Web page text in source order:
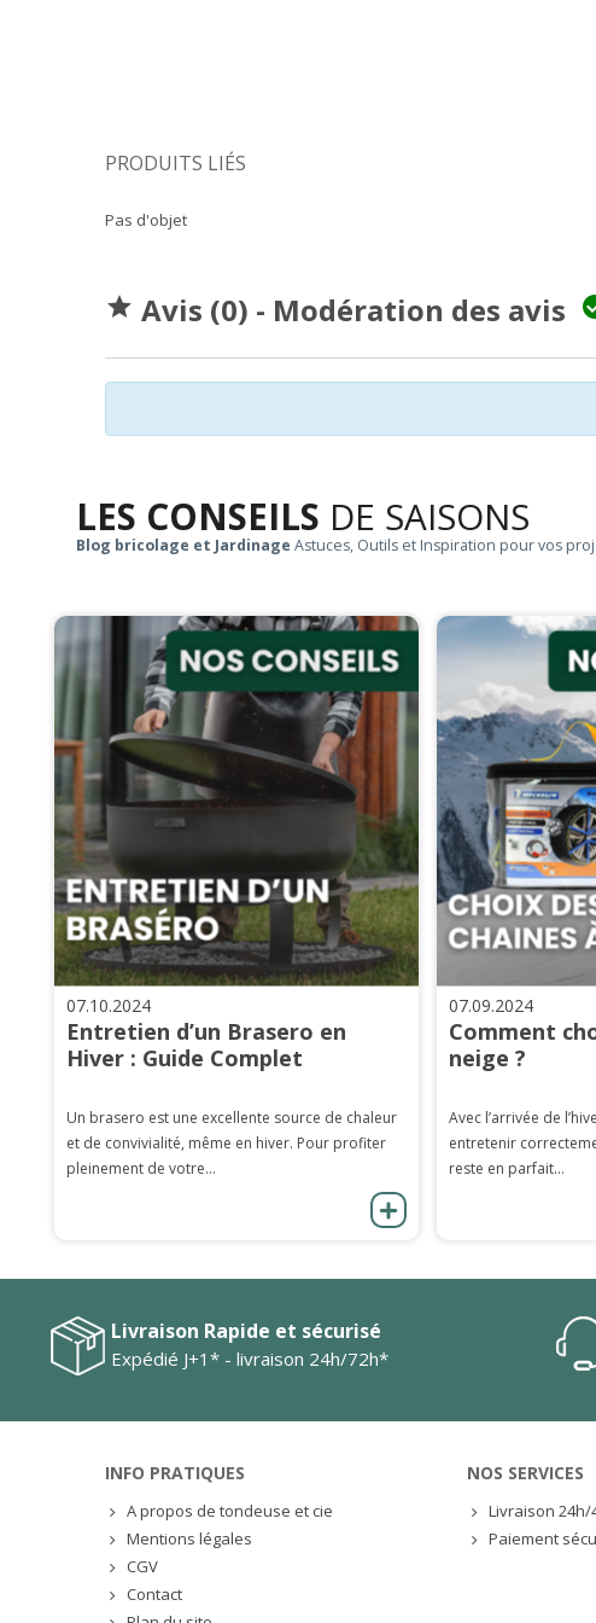
PRODUITS LIÉS
Pas d'objet
 Avis (0) - Modération des avis
LES CONSEILS DE SAISONS
Blog bricolage et Jardinage Astuces, Outils et Inspiration pour vos
07.10.2024
Entretien d’un Brasero en
Hiver : Guide Complet
Un brasero est une excellente source de chaleur
et de convivialité, même en hiver. Pour profiter
pleinement de votre...
07.09.2024
Comment
neige ?
Avec l’arrivée de
entretenir
reste en parfait...
Livraison Rapide et sécurisé
Expédié J+1* - livraison 24h/72h*
INFO PRATIQUES
A propos de tondeuse et cie
Mentions légales
CGV
Contact
NOS SERVICES
Livraison 24h/
Paiement